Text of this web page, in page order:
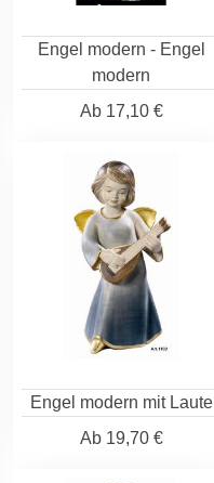
Engel modern - Engel
modern
Ab17,10 €
Engel modern mit Laute
Ab19,70 €